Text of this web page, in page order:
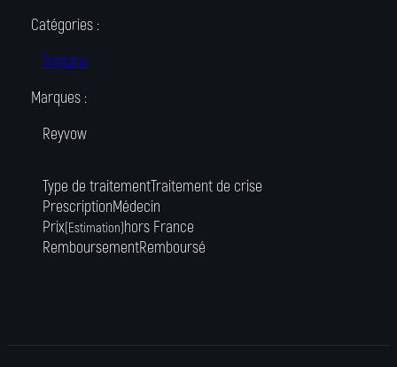
Catégories :
Triptans
Marques :
Reyvow
Type de traitementTraitement de crise
PrescriptionMédecin
Prix(Estimation)hors France
RemboursementRemboursé